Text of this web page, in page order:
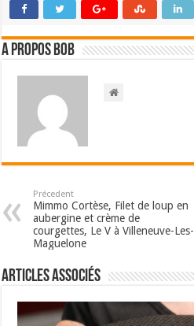
A propos bOb
Précedent
Mimmo Cortèse, Filet de loup en
aubergine et crème de
courgettes, Le V à Villeneuve-Les-
Maguelone
Articles associés